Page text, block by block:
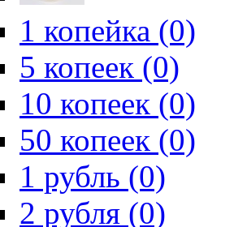
1 копейка (0)
5 копеек (0)
10 копеек (0)
50 копеек (0)
1 рубль (0)
2 рубля (0)